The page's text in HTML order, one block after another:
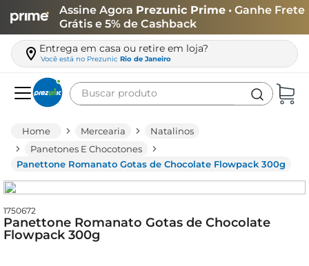
Assine Agora Prezunic Prime • Ganhe Frete
Grátis e 5% de Cashback
Entrega em casa ou retire em loja?
Você está no Prezunic Rio de Janeiro
Buscar produto
Mercearia
Natalinos
Panetones E Chocotones
Panettone Romanato Gotas de Chocolate Flowpack 300g
1750672
Panettone Romanato Gotas de Chocolate
Flowpack 300g
leite
queijo
arroz